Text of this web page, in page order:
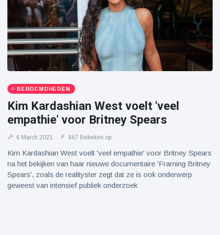
BEROEMDHEDEN
Kim Kardashian West voelt 'veel
empathie' voor Britney Spears
6 March 2021 867 Bekeken op
Kim Kardashian West voelt 'veel empathie' voor Britney Spears
na het bekijken van haar nieuwe documentaire 'Framing Britney
Spears', zoals de realityster zegt dat ze is ook onderwerp
geweest van intensief publiek onderzoek